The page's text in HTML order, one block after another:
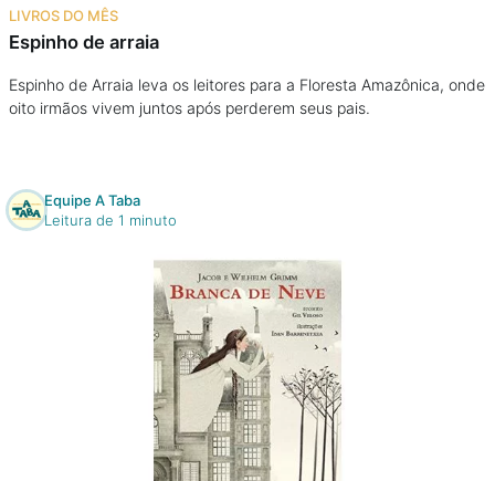
LIVROS DO MÊS
Espinho de arraia
Espinho de Arraia leva os leitores para a Floresta Amazônica, onde
oito irmãos vivem juntos após perderem seus pais.
Equipe A Taba
Leitura de 1 minuto